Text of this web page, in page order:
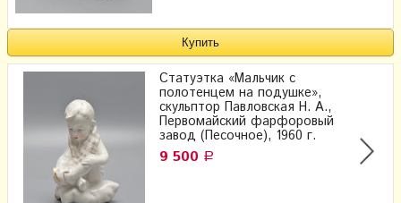
Статуэтка «Мальчик с
полотенцем на подушке»,
скульптор Павловская Н. А.,​
Первомайский фарфоровый
завод (Песочное), 1960 г.
9 500 Р